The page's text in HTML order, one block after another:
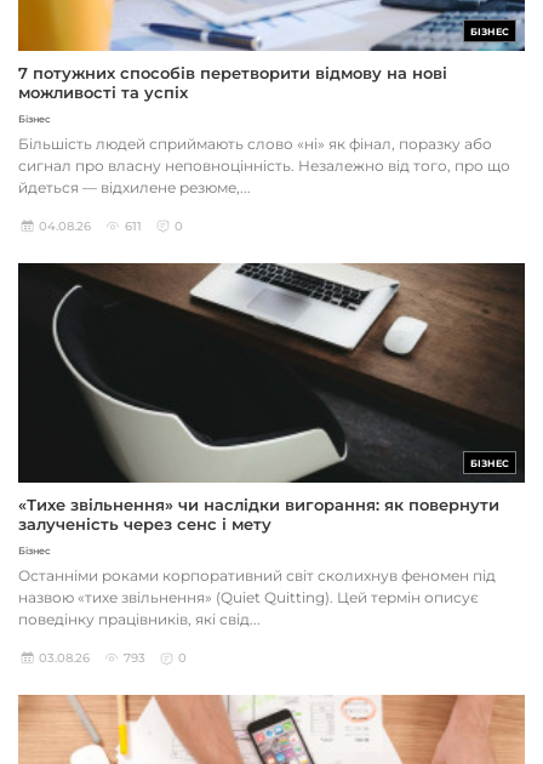
БІЗНЕС
7 потужних способів перетворити відмову на нові
можливості та успіх
Бізнес
Більшість людей сприймають слово «ні» як фінал, поразку або
сигнал про власну неповноцінність. Незалежно від того, про що
йдеться — відхилене резюме,...
04.08.26 611 0
БІЗНЕС
«Тихе звільнення» чи наслідки вигорання: як повернути
залученість через сенс і мету
Бізнес
Останніми роками корпоративний світ сколихнув феномен під
назвою «тихе звільнення» (Quiet Quitting). Цей термін описує
поведінку працівників, які свід...
03.08.26 793 0